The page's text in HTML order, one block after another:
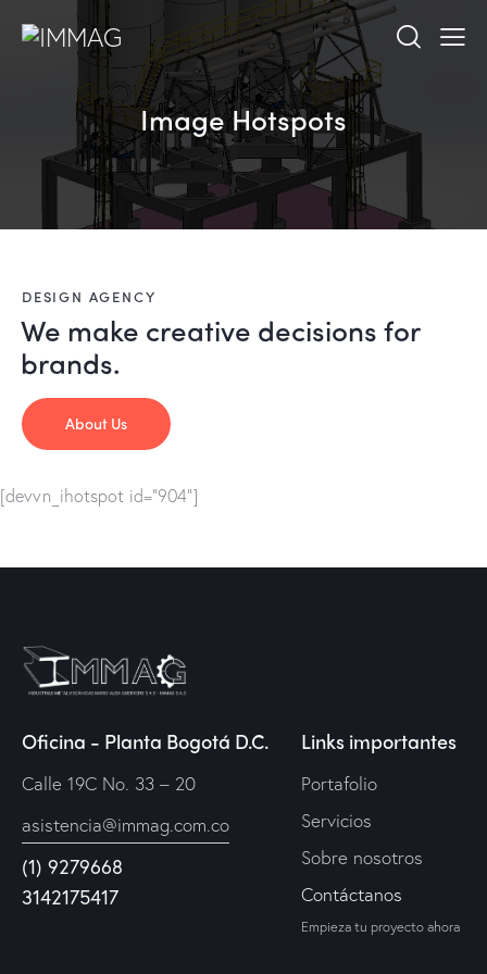
Image Hotspots
DESIGN AGENCY
We make creative decisions for
brands.
About Us
[devvn_ihotspot id="904"]
Oficina - Planta Bogotá D.C.
Calle 19C No. 33 – 20
asistencia@immag.com.co
(1) 9279668
3142175417
Links importantes
Portafolio
Servicios
Sobre nosotros
Contáctanos
Empieza tu proyecto ahora